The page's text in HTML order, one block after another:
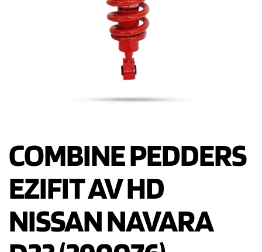
COMBINE PEDDERS
EZIFIT AV HD
NISSAN NAVARA